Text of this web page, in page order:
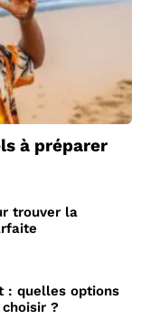
à préparer
trouver la
: quelles options
?